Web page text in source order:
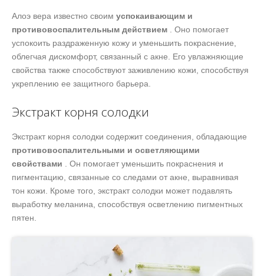
Алоэ вера известно своим успокаивающим и
противовоспалительным действием . Оно помогает
успокоить раздраженную кожу и уменьшить покраснение,
облегчая дискомфорт, связанный с акне. Его увлажняющие
свойства также способствуют заживлению кожи, способствуя
укреплению ее защитного барьера.
Экстракт корня солодки
Экстракт корня солодки содержит соединения, обладающие
противовоспалительными и осветляющими
свойствами . Он помогает уменьшить покраснения и
пигментацию, связанные со следами от акне, выравнивая
тон кожи. Кроме того, экстракт солодки может подавлять
выработку меланина, способствуя осветлению пигментных
пятен.